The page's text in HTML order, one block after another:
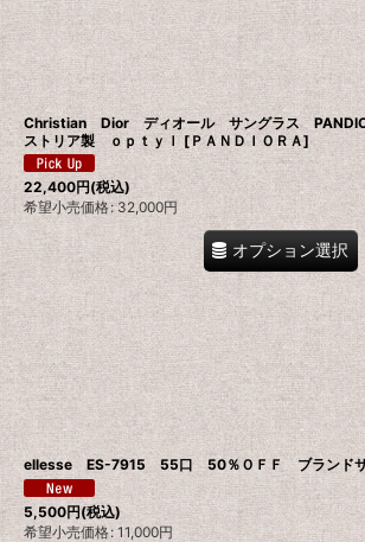
Christian Dior ディオール サングラス
ストリア製 ｏｐｔｙｌ [ＰＡＮＤＩＯＲＡ]
22,400円(税込)
希望小売価格: 32,000円
オプション選択
ellesse ES-7915 55口 50％ＯＦＦ ブランドサ
5,500円(税込)
希望小売価格: 11,000円